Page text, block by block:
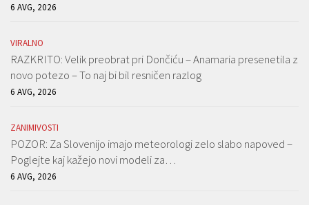
6 AVG, 2026
VIRALNO
RAZKRITO: Velik preobrat pri Dončiću – Anamaria presenetila z
novo potezo – To naj bi bil resničen razlog
6 AVG, 2026
ZANIMIVOSTI
POZOR: Za Slovenijo imajo meteorologi zelo slabo napoved –
Poglejte kaj kažejo novi modeli za…
6 AVG, 2026